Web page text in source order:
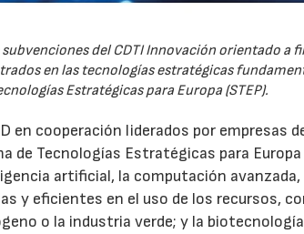
del CDTI Innovación orientado a
en las tecnologías estratégicas
Estratégicas para Europa (STEP).
en cooperación liderados por empresas
Tecnologías Estratégicas para Europa
artificial, la computación avanzada,
y eficientes en el uso de los recursos,
o la industria verde; y la